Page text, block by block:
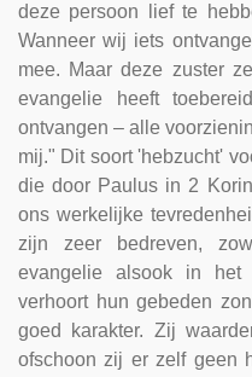
deze persoon lief te
Wanneer wij iets
mee. Maar deze zuster
evangelie heeft
ontvangen – alle
mij." Dit soort 'hebzucht'
die door Paulus in 2
ons werkelijke
zijn zeer bedreven,
evangelie alsook in
verhoort hun gebeden
goed karakter. Zij
ofschoon zij er zelf geen